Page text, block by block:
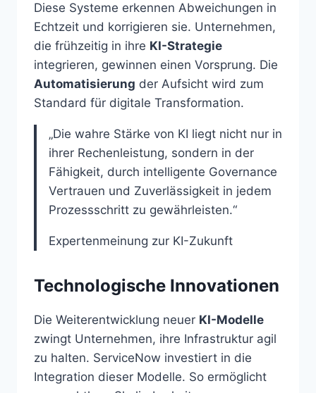
Diese Systeme erkennen Abweichungen in
Echtzeit und korrigieren sie. Unternehmen,
die frühzeitig in ihre KI-Strategie
integrieren, gewinnen einen Vorsprung. Die
Automatisierung der Aufsicht wird zum
Standard für digitale Transformation.
„Die wahre Stärke von KI liegt nicht nur in
ihrer Rechenleistung, sondern in der
Fähigkeit, durch intelligente Governance
Vertrauen und Zuverlässigkeit in jedem
Prozessschritt zu gewährleisten.“
Expertenmeinung zur KI-Zukunft
Technologische Innovationen
Die Weiterentwicklung neuer KI-Modelle
zwingt Unternehmen, ihre Infrastruktur agil
zu halten. ServiceNow investiert in die
Integration dieser Modelle. So ermöglicht